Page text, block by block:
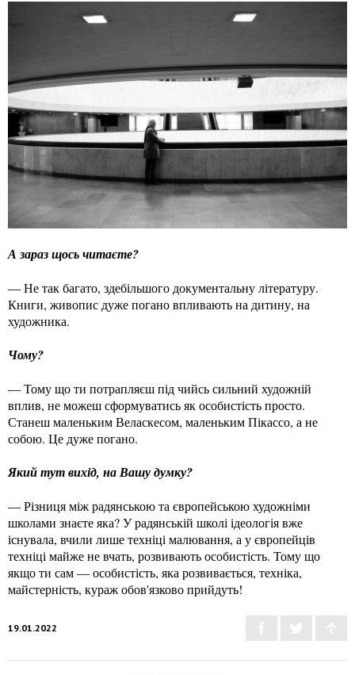
А зараз щось читаєте?
— Не так багато, здебільшого документальну літературу.
Книги, живопис дуже погано впливають на дитину, на
художника.
Чому?
— Тому що ти потрапляєш під чийсь сильний художній
вплив, не можеш сформуватись як особистість просто.
Станеш маленьким Веласкесом, маленьким Пікассо, а не
собою. Це дуже погано.
Який тут вихід, на Вашу думку?
— Різниця між радянською та європейською художніми
школами знаєте яка? У радянській школі ідеологія вже
існувала, вчили лише техніці малювання, а у європейців
техніці майже не вчать, розвивають особистість. Тому що
якщо ти сам — особистість, яка розвивається, техніка,
майстерність, кураж обов'язково прийдуть!
19.01.2022